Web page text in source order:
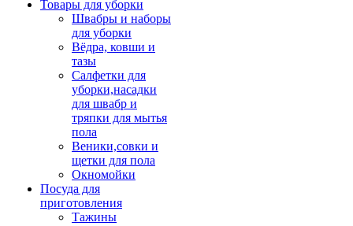
Товары для уборки
Швабры и наборы
для уборки
Вёдра, ковши и
тазы
Салфетки для
уборки,насадки
для швабр и
тряпки для мытья
пола
Веники,совки и
щетки для пола
Окномойки
Посуда для
приготовления
Тажины